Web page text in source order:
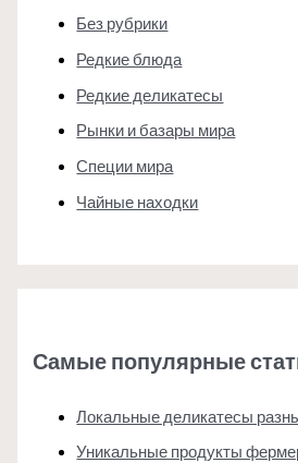
Без рубрики
Редкие блюда
Редкие деликатесы
Рынки и базары мира
Специи мира
Чайные находки
Самые популярные
Локальные деликатесы
Уникальные продукты